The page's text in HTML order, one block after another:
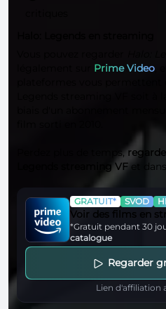
Prime Video
Perdez plus de temps,
Legends streaming VF et
GRATUIT* SVOD
Voir des films en
*Gratuit pendant 30
catalogue
Regarder
Lien d'affiliation